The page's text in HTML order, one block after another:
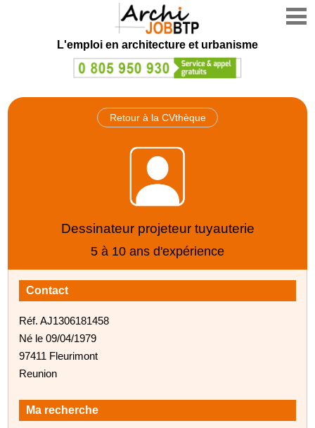
L'emploi en architecture et urbanisme
Retour à la CVthèque
Dessinateur projeteur tuyauterie
5 à 10 ans d'expérience
Contact
Réf. AJ1306181458
Né le 09/04/1979
97411 Fleurimont
Reunion
Ma recherche